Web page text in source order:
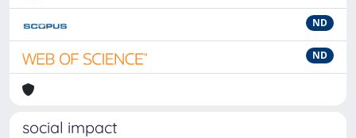
ND
ND
social impact